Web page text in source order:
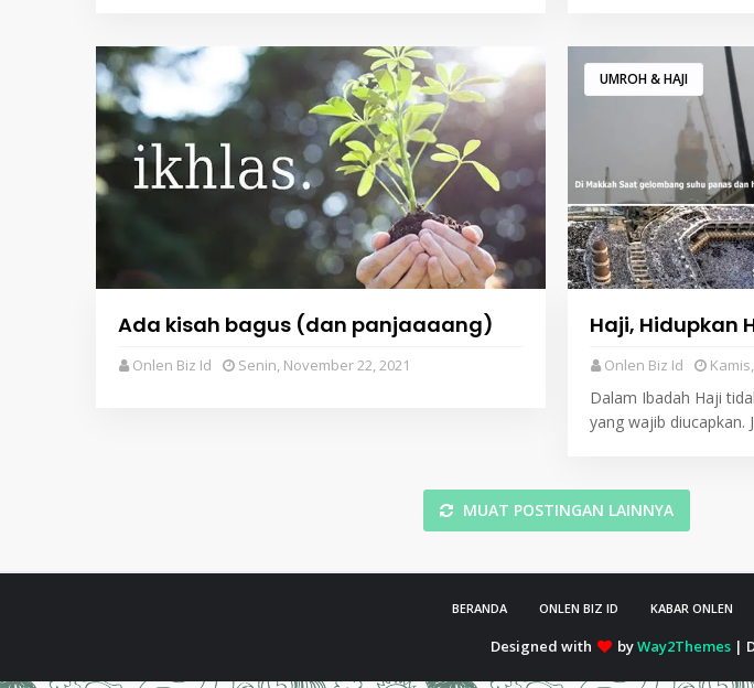
Ada kisah bagus (dan panjaaaang)
Onlen Biz Id Senin, November 22, 2021
UMROH & HAJI
Haji, Hidupkan
Onlen Biz Id
Dalam Ibadah Haji
yang wajib diucapkan.
MUAT POSTINGAN LAINNYA
BERANDA ONLEN BIZ ID KABAR ONLEN
Designed with byWay2Themes |